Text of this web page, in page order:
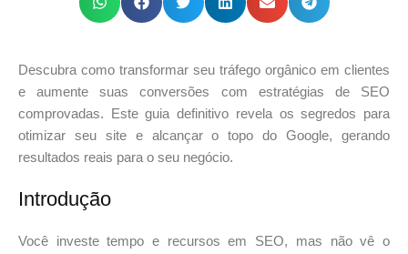
Descubra como transformar seu tráfego orgânico em clientes
e aumente suas conversões com estratégias de SEO
comprovadas. Este guia definitivo revela os segredos para
otimizar seu site e alcançar o topo do Google, gerando
resultados reais para o seu negócio.
Introdução
Você investe tempo e recursos em SEO, mas não vê o